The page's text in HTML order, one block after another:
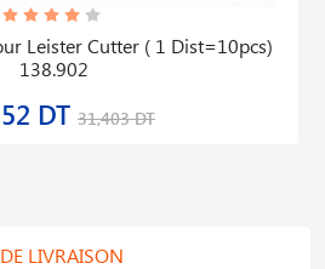
Leister Cutter ( 1 Dist=10pcs)
138.902
DT 31,403 DT
LIVRAISON